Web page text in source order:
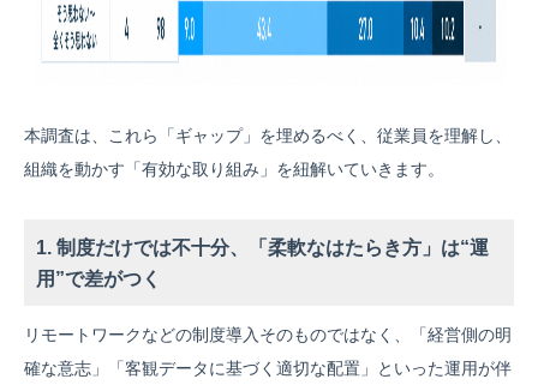
本調査は、これら「ギャップ」を埋めるべく、従業員を理解し、
組織を動かす「有効な取り組み」を紐解いていきます。
1. 制度だけでは不十分、「柔軟なはたらき方」は“運
用”で差がつく
リモートワークなどの制度導入そのものではなく、「経営側の明
確な意志」「客観データに基づく適切な配置」といった運用が伴